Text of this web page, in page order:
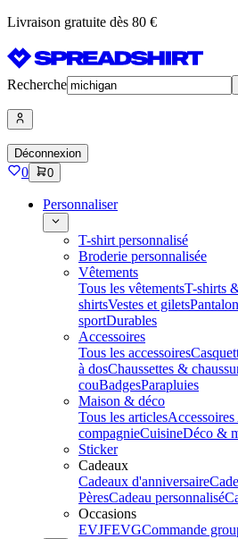
Livraison gratuite dès 80 €
Recherche
Déconnexion
0 0
Personnaliser
T-shirt personnalisé
Broderie personnalisée
Vêtements
Tous les vêtementsT-shirts
shirtsVestes et gilets
sportDurables
Accessoires
Tous les accessoires
à dosChaussettes &
couBadgesParapluies
Maison & déco
Tous les articles
compagnieCuisineDéco &
Sticker
Cadeaux
Cadeaux d'anniversaire
PèresCadeau personnalisé
Occasions
EVJFEVGCommande